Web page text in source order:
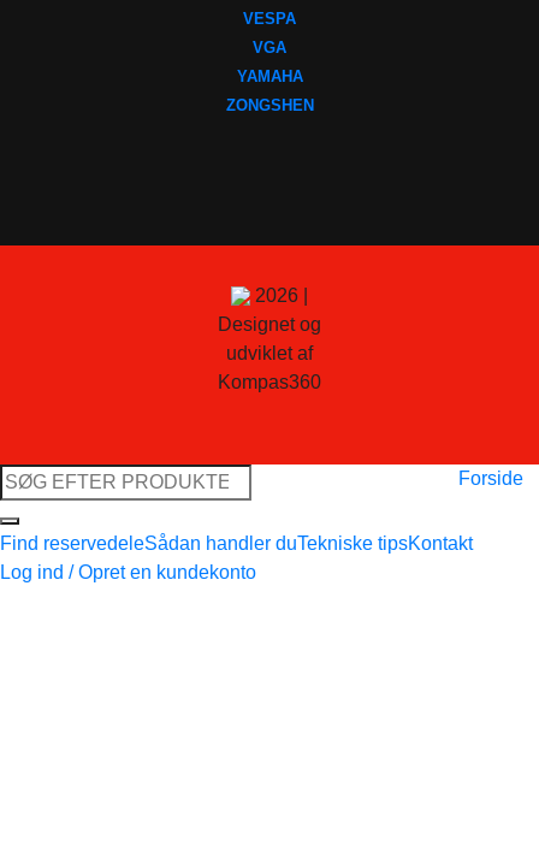
VESPA
VGA
YAMAHA
ZONGSHEN
2026 |
Designet og
udviklet af
Kompas360
Søg
efter:
Forside
Find reservedeleSådan handler duTekniske tipsKontakt
Log ind / Opret en kundekonto